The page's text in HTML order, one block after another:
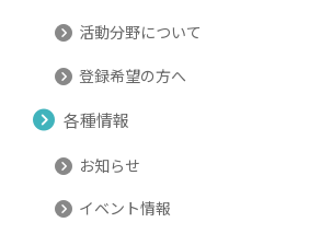
活動分野について
登録希望の方へ
各種情報
お知らせ
イベント情報